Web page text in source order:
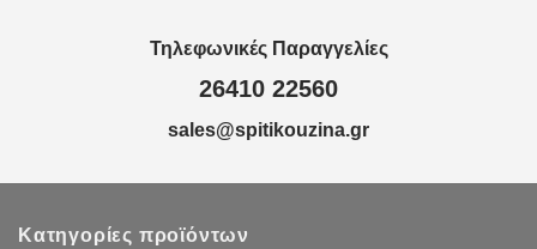
Τηλεφωνικές Παραγγελίες
26410 22560
sales@spitikouzina.gr
Κατηγορίες προϊόντων